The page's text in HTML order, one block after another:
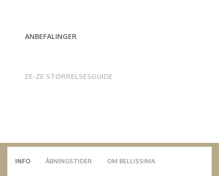
ANBEFALINGER
ZE-ZE STØRRELSESGUIDE
INFO ÅBNINGSTIDER OM BELLISSIMA